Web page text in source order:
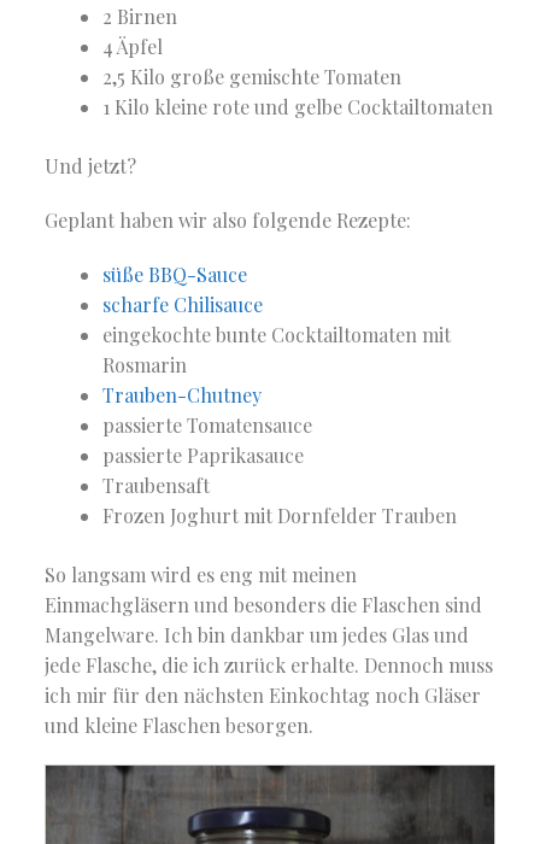
2 Birnen
4 Äpfel
2,5 Kilo große gemischte Tomaten
1 Kilo kleine rote und gelbe Cocktailtomaten
Und jetzt?
Geplant haben wir also folgende Rezepte:
süße BBQ-Sauce
scharfe Chilisauce
eingekochte bunte Cocktailtomaten mit
Rosmarin
Trauben-Chutney
passierte Tomatensauce
passierte Paprikasauce
Traubensaft
Frozen Joghurt mit Dornfelder Trauben
So langsam wird es eng mit meinen
Einmachgläsern und besonders die Flaschen sind
Mangelware. Ich bin dankbar um jedes Glas und
jede Flasche, die ich zurück erhalte. Dennoch muss
ich mir für den nächsten Einkochtag noch Gläser
und kleine Flaschen besorgen.